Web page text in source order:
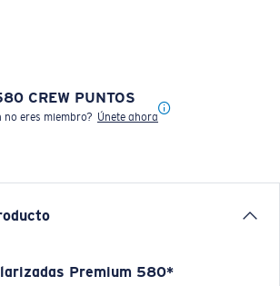
CREW PUNTOS
no eres miembro? Únete ahora
Premium 580*